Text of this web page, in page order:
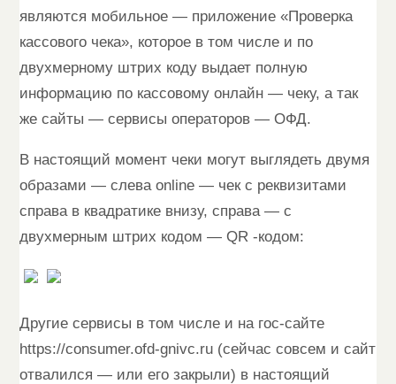
являются мобильное — приложение «Проверка
кассового чека», которое в том числе и по
двухмерному штрих коду выдает полную
информацию по кассовому онлайн — чеку, а так
же сайты — сервисы операторов — ОФД.
В настоящий момент чеки могут выглядеть двумя
образами — слева online — чек с реквизитами
справа в квадратике внизу, справа — с
двухмерным штрих кодом — QR -кодом:
Другие сервисы в том числе и на гос-сайте
https://consumer.ofd-gnivc.ru (сейчас совсем и сайт
отвалился — или его закрыли) в настоящий